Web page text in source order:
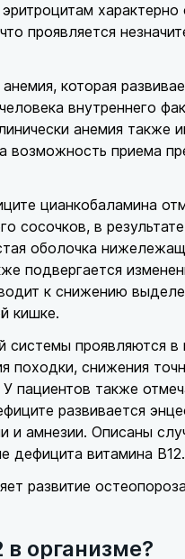
характерно
проявляется
которая
внутреннего
анемия также
возможность приема
цианкобаламина
сосочков, в
оболочка
подвергается
к снижению
кишке.
системы проявляются в
походки, снижения
пациентов также
развивается
и амнезии. Описаны
дефицита витамина В12.
развитие
организме?